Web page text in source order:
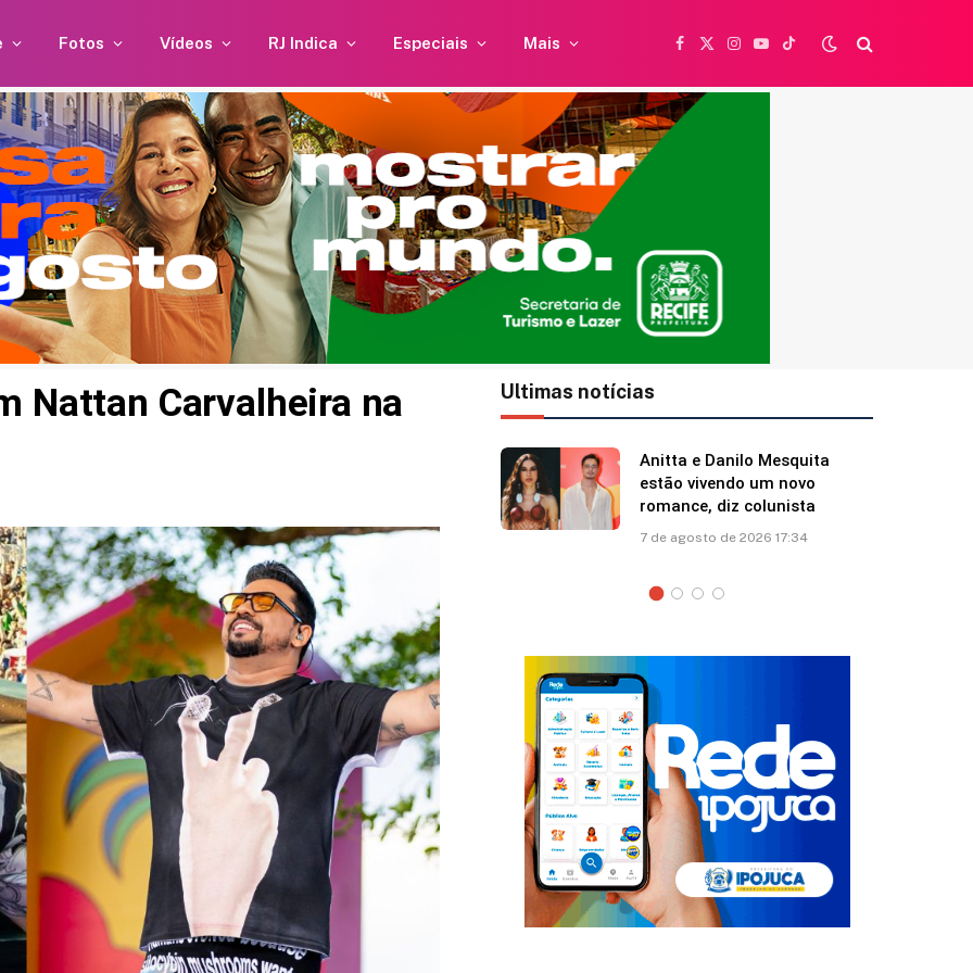
Fotos Vídeos RJ Indica Especiais Mais
Facebook
X
Instagram
YouTubeTikTok
Nattan Carvalheira na
Ultimas notícias
7 de agosto de 2026 17:34
Caetano Veloso completa 84
anos e ganha homenagem da
esposa: “Papito! Te amo”
7 de agosto de 2026 12:41